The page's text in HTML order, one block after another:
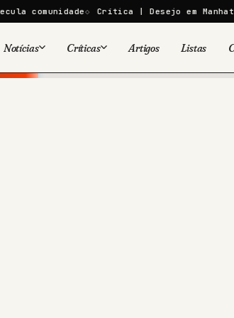
Crítica | Desejo em Manhattan
Notícias Críticas
Cinema
Artigos Listas